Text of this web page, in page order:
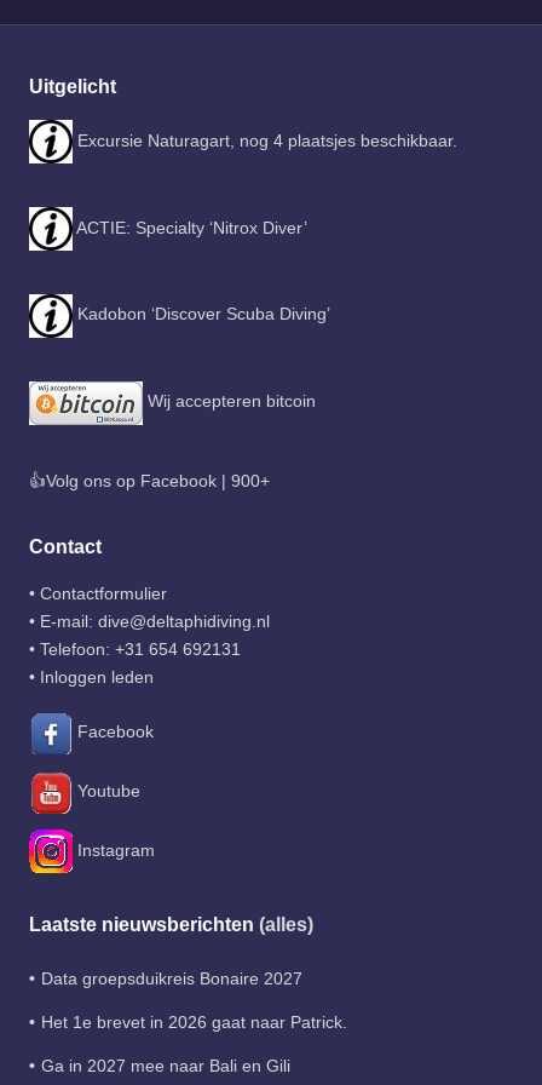
Uitgelicht
Excursie Naturagart, nog 4 plaatsjes beschikbaar.
ACTIE: Specialty ‘Nitrox Diver’
Kadobon ‘Discover Scuba Diving’
Wij accepteren bitcoin
👍Volg ons op Facebook | 900+
Contact
• Contactformulier
• E-mail: dive@deltaphidiving.nl
• Telefoon: +31 654 692131
• Inloggen leden
Facebook
Youtube
Instagram
Laatste nieuwsberichten (alles)
Data groepsduikreis Bonaire 2027
Het 1e brevet in 2026 gaat naar Patrick.
Ga in 2027 mee naar Bali en Gili